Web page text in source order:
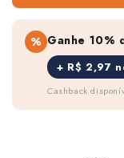
% Ganhe 10%
+ R$ 2,97
Cashback